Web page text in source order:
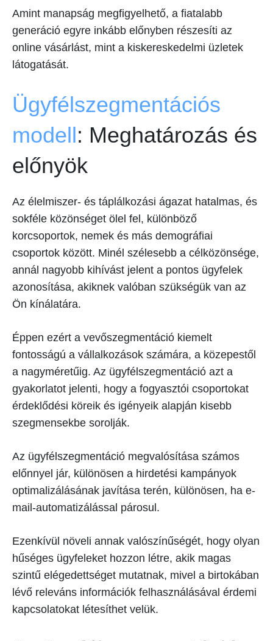
Amint manapság megfigyelhető, a fiatalabb
generáció egyre inkább előnyben részesíti az
online vásárlást, mint a kiskereskedelmi üzletek
látogatását.
Ügyfélszegmentációs
modell: Meghatározás és
előnyök
Az élelmiszer- és táplálkozási ágazat hatalmas, és
sokféle közönséget ölel fel, különböző
korcsoportok, nemek és más demográfiai
csoportok között. Minél szélesebb a célközönsége,
annál nagyobb kihívást jelent a pontos ügyfelek
azonosítása, akiknek valóban szükségük van az
Ön kínálatára.
Éppen ezért a vevőszegmentáció kiemelt
fontosságú a vállalkozások számára, a közepestől
a nagyméretűig. Az ügyfélszegmentáció azt a
gyakorlatot jelenti, hogy a fogyasztói csoportokat
érdeklődési köreik és igényeik alapján kisebb
szegmensekbe sorolják.
Az ügyfélszegmentáció megvalósítása számos
előnnyel jár, különösen a hirdetési kampányok
optimalizálásának javítása terén, különösen, ha e-
mail-automatizálással párosul.
Ezenkívül növeli annak valószínűségét, hogy olyan
hűséges ügyfeleket hozzon létre, akik magas
szintű elégedettséget mutatnak, mivel a birtokában
lévő releváns információk felhasználásával érdemi
kapcsolatokat létesíthet velük.